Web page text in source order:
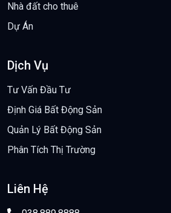
Nhà đất cho thuê
Dự Án
Dịch Vụ
Tư Vấn Đầu Tư
Định Giá Bất Động Sản
Quản Lý Bất Động Sản
Phân Tích Thị Trường
Liên Hệ